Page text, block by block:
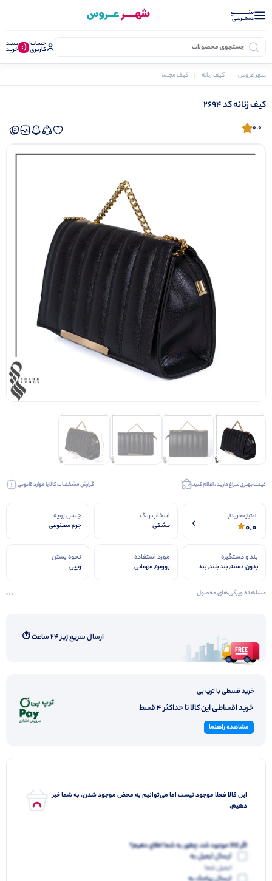
منــــــــــــو
دستــرسی
حساب
کاربری (: سبـد
خرید
کیف عروس
شهر عروس کیف زنانه کیف مجلسی
کیف زنانه کد 2694
0.0
قیمت بهتری سراغ دارید ، اعلام کنید گزارش مشخصات کالا یا موارد قانونی
امتیاز 0 خریدار
0.0
انتخاب رنگ
مشکی
جنس رویه
چرم مصنوعی
بند و دستگیره
بدون دسته, بند بلند, بند
مورد استفاده
روزمره, مهمانی
نحوه بستن
زیپی
مشاهده ویژگی‌های محصول
ارسال سریع زیر ۲۴ ساعت ⏱️
خرید قسطی با ترپ پی
خرید اقساطی این کالا تا حداکثر 4 قسط
مشاهده راهنما
این کالا فعلا موجود نیست اما می‌توانیم به محض موجود شدن، به شما خبر
دهیم.
اگر کالا موجود شد، چطور به شما اطلاع دهیم؟
ارسال ایمیل به
ایمیل شما